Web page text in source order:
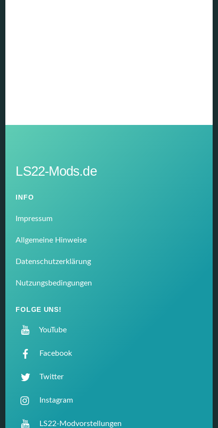
LS22-Mods.de
INFO
Impressum
Allgemeine Hinweise
Datenschutzerklärung
Nutzungsbedingungen
FOLGE UNS!
YouTube
Facebook
Twitter
Instagram
LS22-Modvorstellungen